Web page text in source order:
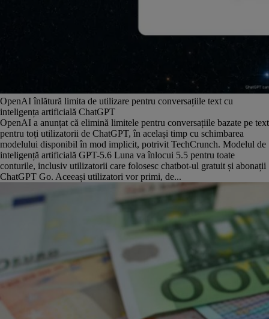
OpenAI înlătură limita de utilizare pentru conversațiile text cu
inteligența artificială ChatGPT
OpenAI a anunțat că elimină limitele pentru conversațiile bazate pe text
pentru toți utilizatorii de ChatGPT, în același timp cu schimbarea
modelului disponibil în mod implicit, potrivit TechCrunch. Modelul de
inteligență artificială GPT-5.6 Luna va înlocui 5.5 pentru toate
conturile, inclusiv utilizatorii care folosesc chatbot-ul gratuit și abonații
ChatGPT Go. Aceeași utilizatori vor primi, de...